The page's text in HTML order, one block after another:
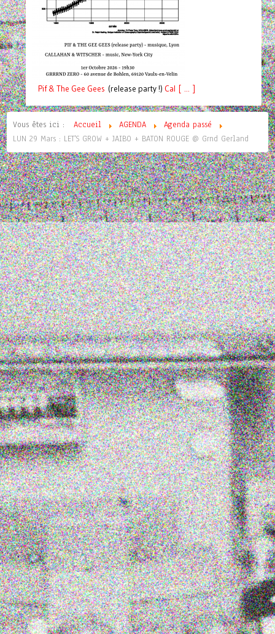
Pif& The Gee Gees (release party !) Cal [ ... ]
Vous êtes ici : Accueil AGENDA
Agenda passé
LUN 29 Mars : LET'S GROW + JAIBO + BATON ROUGE @ Grnd Gerland